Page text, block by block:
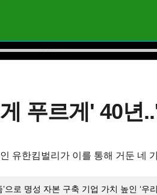
푸르게' 40년
유한킴벌리가 이를 통해 거둔 네
’으로 명성 자본 구축 기업 가치 높인 ‘우